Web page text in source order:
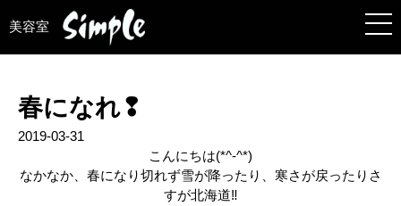
美容室
春になれ❢
2019-03-31
こんにちは(*^-^*)
なかなか、春になり切れず雪が降ったり、寒さが戻ったりさ
すが北海道‼